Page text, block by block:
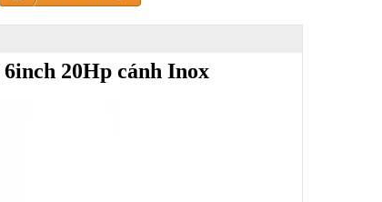
6inch 20Hp cánh Inox